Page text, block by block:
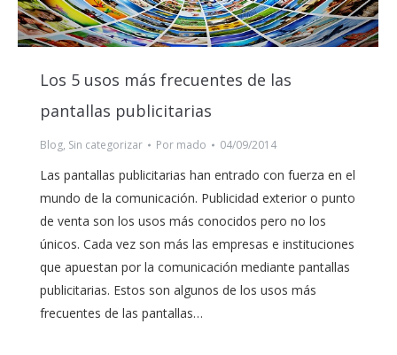
Los 5 usos más frecuentes de las
pantallas publicitarias
Blog, Sin categorizar Por mado 04/09/2014
Las pantallas publicitarias han entrado con fuerza en el
mundo de la comunicación. Publicidad exterior o punto
de venta son los usos más conocidos pero no los
únicos. Cada vez son más las empresas e instituciones
que apuestan por la comunicación mediante pantallas
publicitarias. Estos son algunos de los usos más
frecuentes de las pantallas…